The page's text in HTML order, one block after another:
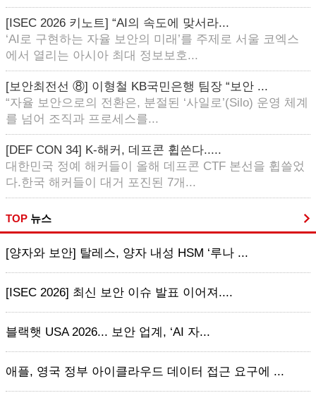
[ISEC 2026 키노트] “AI의 속도에 맞서라...
‘AI로 구현하는 자율 보안의 미래’를 주제로 서울 코엑스
에서 열리는 아시아 최대 정보보호...
[보안최전선 ⑧] 이형철 KB국민은행 팀장 “보안 ...
“자율 보안으로의 전환은, 분절된 ‘사일로’(Silo) 운영 체계
를 넘어 조직과 프로세스를...
[DEF CON 34] K-해커, 데프콘 휩쓴다.....
대한민국 정예 해커들이 올해 데프콘 CTF 본선을 휩쓸었
다.한국 해커들이 대거 포진된 7개...
TOP 뉴스
[양자와 보안] 탈레스, 양자 내성 HSM ‘루나 ...
[ISEC 2026] 최신 보안 이슈 발표 이어져....
블랙햇 USA 2026... 보안 업계, ‘AI 자...
애플, 영국 정부 아이클라우드 데이터 접근 요구에 ...